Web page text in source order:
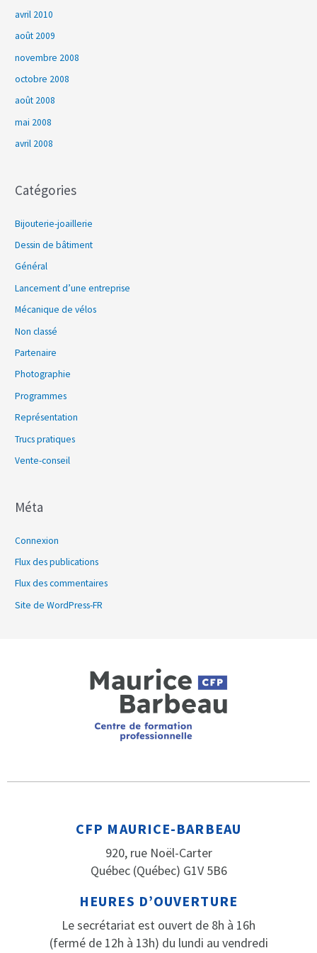
avril 2010
août 2009
novembre 2008
octobre 2008
août 2008
mai 2008
avril 2008
Catégories
Bijouterie-joaillerie
Dessin de bâtiment
Général
Lancement d’une entreprise
Mécanique de vélos
Non classé
Partenaire
Photographie
Programmes
Représentation
Trucs pratiques
Vente-conseil
Méta
Connexion
Flux des publications
Flux des commentaires
Site de WordPress-FR
CFP MAURICE-BARBEAU
920, rue Noël-Carter
Québec (Québec) G1V 5B6
HEURES D’OUVERTURE
Le secrétariat est ouvert de 8h à 16h
(fermé de 12h à 13h) du lundi au vendredi